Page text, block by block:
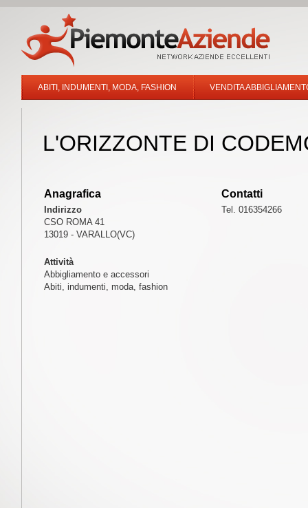
ABITI, INDUMENTI, MODA, FASHION VENDITA
L'ORIZZONTE DI
Anagrafica
Indirizzo
CSO ROMA 41
13019 - VARALLO(VC)
Contatti
Tel. 016354266
Attività
Abbigliamento e accessori
Abiti, indumenti, moda, fashion